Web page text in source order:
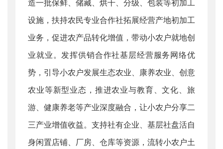
造一批保鲜、储藏、烘干、分级、包装等初加工
设施，扶持农民专业合作社拓展经营产地初加工
业务，促进农产品转化增值，带动小农户就地创
业就业。发挥供销合作社基层经营服务网络优
势，引导小农户发展生态农业、康养农业、创意
农业等新型业态，推进农业与教育、文化、旅
游、健康养老等产业深度融合，让小农户分享二
三产业增值收益。支持社有企业、基层社盘活自
身闲置店铺、厂房、仓库等资源，流转小农户土